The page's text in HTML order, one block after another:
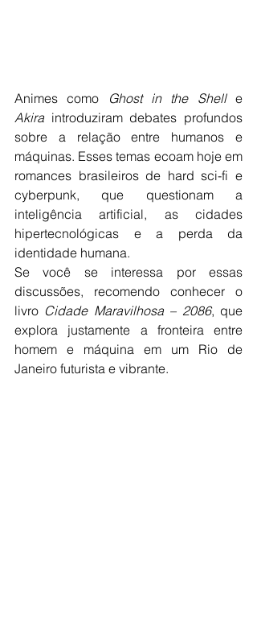
Animes como Ghost in the Shell
Akira introduziram debates profundos
sobre a relação entre humanos e
máquinas. Esses temas ecoam hoje em
romances brasileiros de hard sci-fi e
cyberpunk, que questionam a
inteligência artificial, as cidades
hipertecnológicas e a perda da
identidade humana.
Se você se interessa por essas
discussões, recomendo conhecer o
livro Cidade Maravilhosa – 2086, que
explora justamente a fronteira entre
homem e máquina em um Rio de
Janeiro futurista e vibrante.